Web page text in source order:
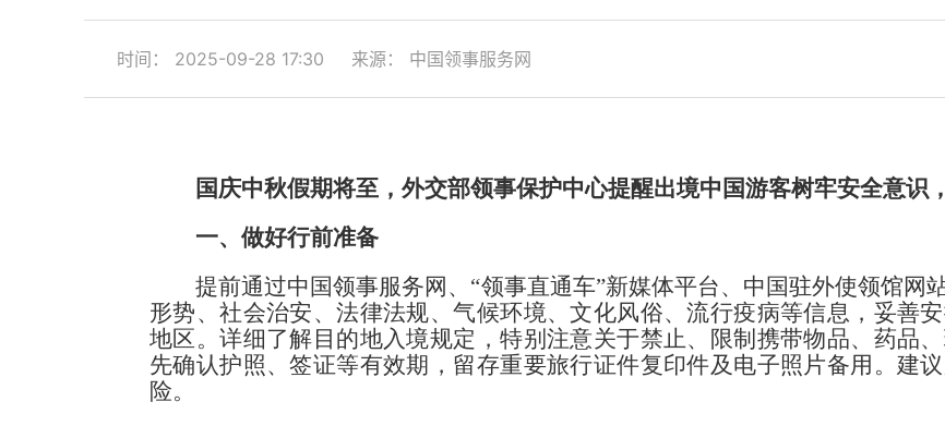
时间： 2025-09-28 17:30 来源： 中国领事服务网
国庆中秋假期将至，外交部领事保护中心提醒出境中国游客树牢安全意识
一、做好行前准备
提前通过中国领事服务网、“领事直通车”新媒体平台、中国驻外使领馆网
形势、社会治安、法律法规、气候环境、文化风俗、流行疫病等信息，妥善
地区。详细了解目的地入境规定，特别注意关于禁止、限制携带物品、药品
先确认护照、签证等有效期，留存重要旅行证件复印件及电子照片备用。建
险。